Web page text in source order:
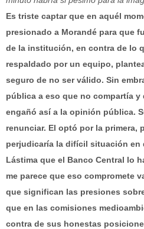
Es triste captar que en aquél
presionado a Morandé para que
de la institución, en contra de lo
respaldado por un equipo,
seguro de no ser válido. Sin
pública a eso que no compartía y
engañó así a la opinión pública.
renunciar. El optó por la primera,
perjudicaría la difícil situación en
Lástima que el Banco Central lo
me parece que eso compromete
que significan las presiones
que en las comisiones
contra de sus honestas